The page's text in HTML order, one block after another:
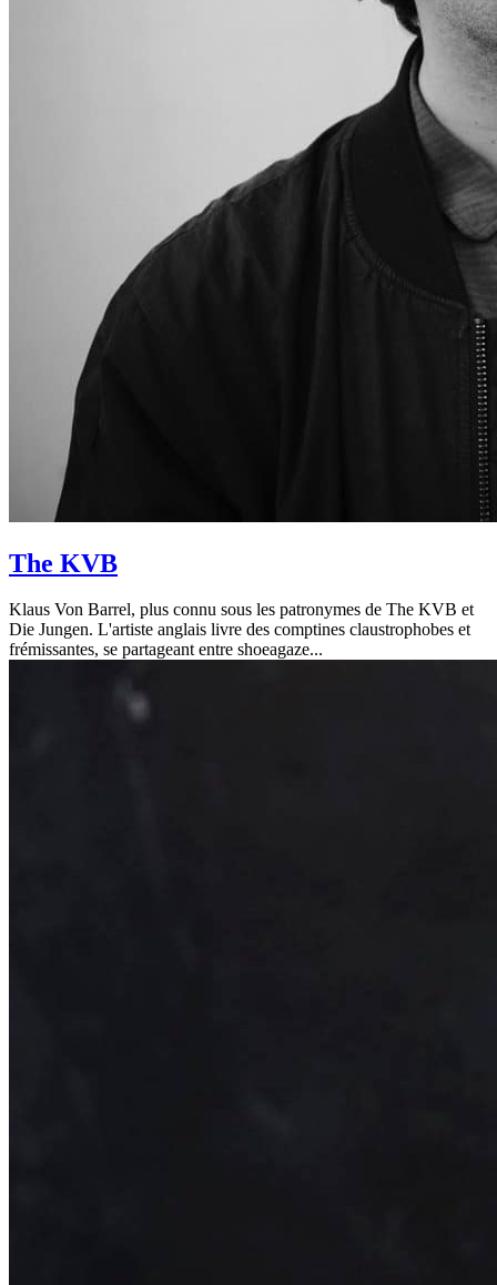
The KVB
Klaus Von Barrel, plus connu sous les patronymes de The KVB et
Die Jungen. L'artiste anglais livre des comptines claustrophobes et
frémissantes, se partageant entre shoeagaze...